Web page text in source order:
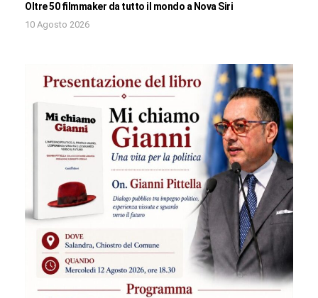
Oltre 50 filmmaker da tutto il mondo a Nova Siri
10 Agosto 2026